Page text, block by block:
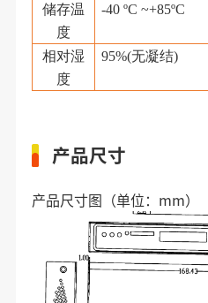
储存温
度
-40 ºC ~+85ºC
相对湿
度
95%(无凝结)
产品尺寸
产品尺寸图（单位：mm）